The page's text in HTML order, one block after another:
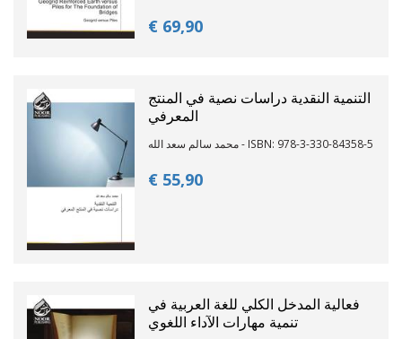
€ 69,90
التنمية النقدية دراسات نصية في المنتج
المعرفي
محمد سالم سعد الله - ISBN: 978-3-330-84358-5
€ 55,90
فعالية المدخل الكلي للغة العربية في
تنمية مهارات الآداء اللغوي